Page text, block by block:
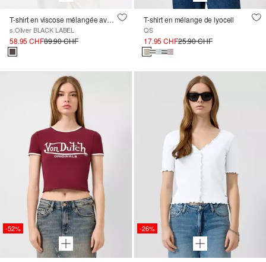
T-shirt en viscose mélangée avec épaules réglables et perles décoratives
s.Oliver BLACK LABEL
58.95 CHF89.90 CHF
T-shirt en mélange de lyocell
QS
17.95 CHF25.90 CHF
-52% -26%